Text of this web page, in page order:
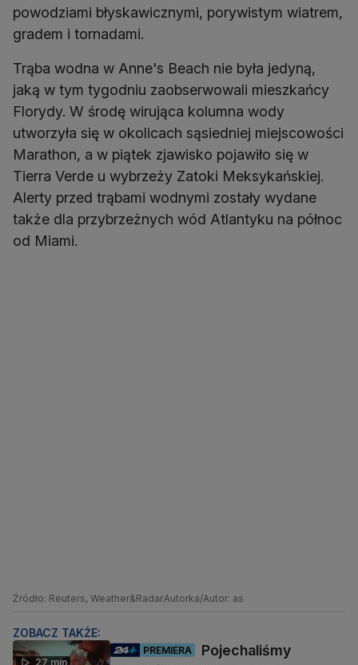
powodziami błyskawicznymi, porywistym wiatrem,
gradem i tornadami.
Trąba wodna w Anne's Beach nie była jedyną,
jaką w tym tygodniu zaobserwowali mieszkańcy
Florydy. W środę wirująca kolumna wody
utworzyła się w okolicach sąsiedniej miejscowości
Marathon, a w piątek zjawisko pojawiło się w
Tierra Verde u wybrzeży Zatoki Meksykańskiej.
Alerty przed trąbami wodnymi zostały wydane
także dla przybrzeżnych wód Atlantyku na północ
od Miami.
Źródło: Reuters, Weather&RadarAutorka/Autor: as
ZOBACZ TAKŻE:
27 min
PREMIERA
Pojechaliśmy